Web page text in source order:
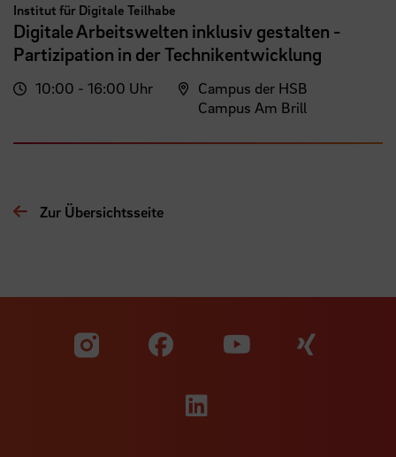
Institut für Digitale Teilhabe
Digitale Arbeitswelten inklusiv gestalten -
Partizipation in der Technikentwicklung
10:00 - 16:00 Uhr
Campus der HSB
Campus Am Brill
Zur Übersichtsseite
Zu unserer Facebook
Zu
Zu unserer